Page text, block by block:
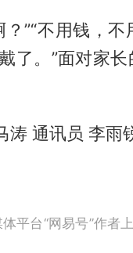
？”“不用钱，
了。”面对家
涛 通讯员 李雨
平台“网易号”作者